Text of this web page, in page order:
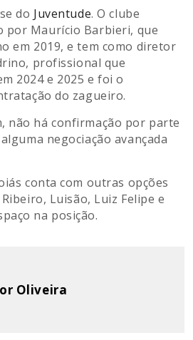
do Juventude. O clube
por Maurício Barbieri, que
em 2019, e tem como diretor
profissional que
2024 e 2025 e foi o
do zagueiro.
não há confirmação por parte
negociação avançada
conta com outras opções
Luisão, Luiz Felipe e
na posição.
Oliveira